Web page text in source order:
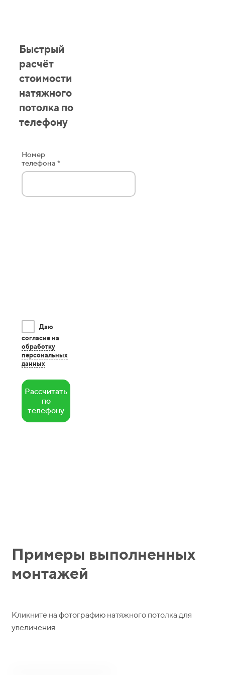
Быстрый
расчёт
стоимости
натяжного
потолка по
телефону
Номер
телефона *
Даю
согласие на
обработку
персональных
данных
Рассчитать
по
телефону
Примеры выполненных
монтажей
Кликните на фотографию натяжного потолка для
увеличения